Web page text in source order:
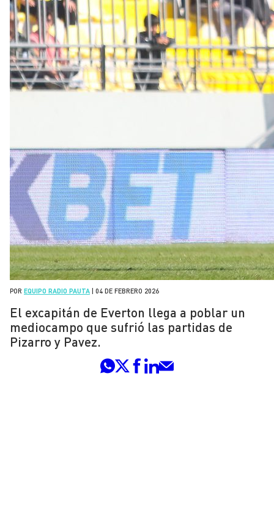
POR EQUIPO RADIO PAUTA 04 DE FEBRERO 2026
El excapitán de Everton llega a poblar un
mediocampo que sufrió las partidas de
Pizarro y Pavez.